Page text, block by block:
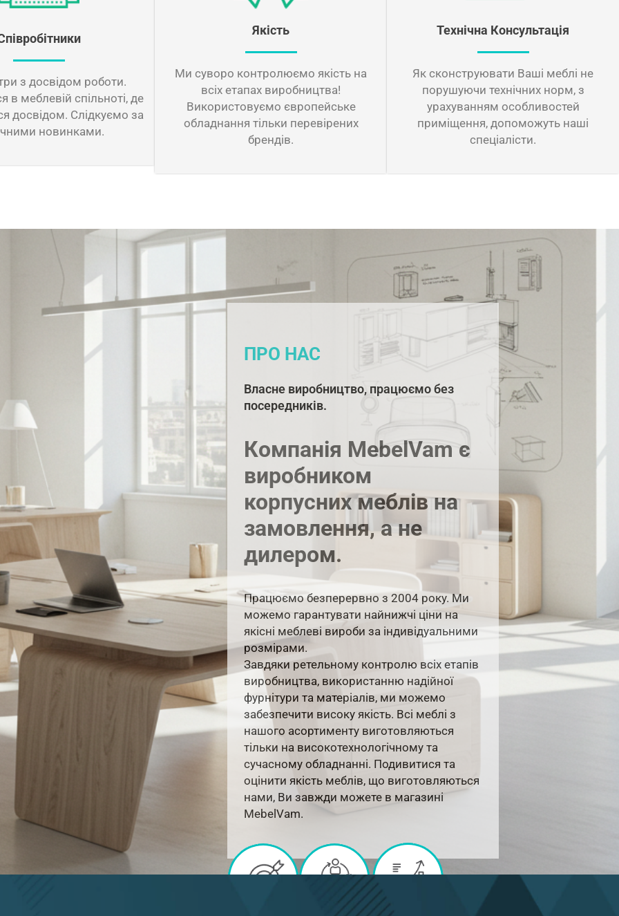
з досвідом роботи.
в меблевій спільноті, де
досвідом. Слідкуємо за
новинками.
Якість
Ми суворо контролюємо якість на
всіх етапах виробництва!
Використовуємо європейське
обладнання тільки перевірених
брендів.
Технічна Консультація
Як сконструювати Ваші меблі не
порушуючи технічних норм, з
урахуванням особливостей
приміщення, допоможуть наші
спеціалісти.
ПРО НАС
Власне виробництво, працюємо без
посередників.
Компанія MebelVam є
виробником
корпусних меблів на
замовлення, а не
дилером.
Працюємо безперервно з 2004 року. Ми
можемо гарантувати найнижчі ціни на
якісні меблеві вироби за індивідуальними
розмірами.
Завдяки ретельному контролю всіх етапів
виробництва, використанню надійної
фурнітури та матеріалів, ми можемо
забезпечити високу якість. Всі меблі з
нашого асортименту виготовляються
тільки на високотехнологічному та
сучасному обладнанні. Подивитися та
оцінити якість меблів, що виготовляються
нами, Ви завжди можете в магазині
MebelVam.